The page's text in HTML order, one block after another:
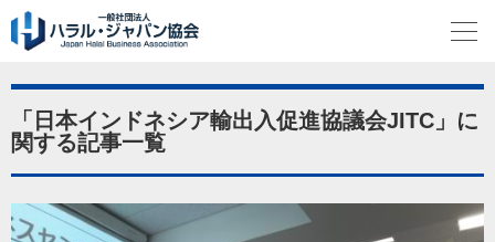
「日本インドネシア輸出入促進協議会JITC」に
関する記事一覧